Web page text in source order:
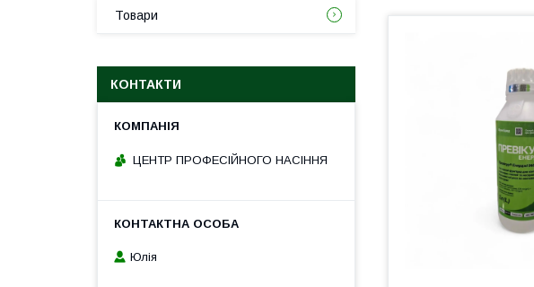
Товари
КОНТАКТИ
ЦЕНТР ПРОФЕСІЙНОГО НАСІННЯ
Юлія